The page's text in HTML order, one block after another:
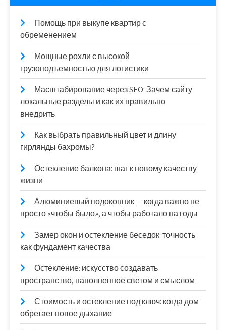
Помощь при выкупе квартир с
обременением
Мощные рохли с высокой
грузоподъемностью для логистики
Масштабирование через SEO: Зачем сайту
локальные разделы и как их правильно
внедрить
Как выбрать правильный цвет и длину
гирлянды бахромы?
Остекление балкона: шаг к новому качеству
жизни
Алюминиевый подоконник — когда важно не
просто «чтобы было», а чтобы работало на годы
Замер окон и остекление беседок: точность
как фундамент качества
Остекление: искусство создавать
пространство, наполненное светом и смыслом
Стоимость и остекление под ключ: когда дом
обретает новое дыхание